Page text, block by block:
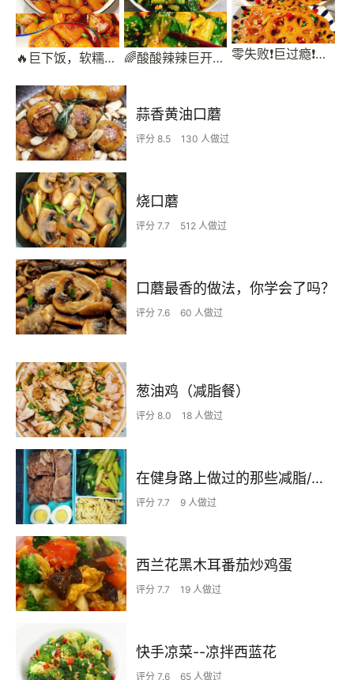
🔥巨下饭，软糯入味！比肉还好吃的红烧土豆 🌈酸酸辣辣巨开胃～超过瘾的凉拌黄瓜 零失败❗️巨过瘾❗️酸辣爽脆的凉拌藕片
蒜香黄油口蘑
评分 8.5 130 人做过
烧口蘑
评分 7.7 512 人做过
口蘑最香的做法，你学会了吗？
评分 7.6 60 人做过
葱油鸡（减脂餐）
评分 8.0 18 人做过
在健身路上做过的那些减脂/增肌餐
评分 7.7 9 人做过
西兰花黑木耳番茄炒鸡蛋
评分 7.7 19 人做过
快手凉菜--凉拌西蓝花
评分 7.6 65 人做过